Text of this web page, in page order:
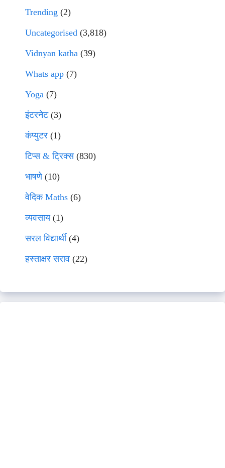
Trending (2)
Uncategorised (3,818)
Vidnyan katha (39)
Whats app (7)
Yoga (7)
इंटरनेट(3)
कंप्युटर (1)
टिप्स & ट्रिक्स(830)
भाषणे(10)
वेदिक Maths (6)
व्यवसाय(1)
सरल विद्यार्थी(4)
हस्ताक्षर सराव (22)